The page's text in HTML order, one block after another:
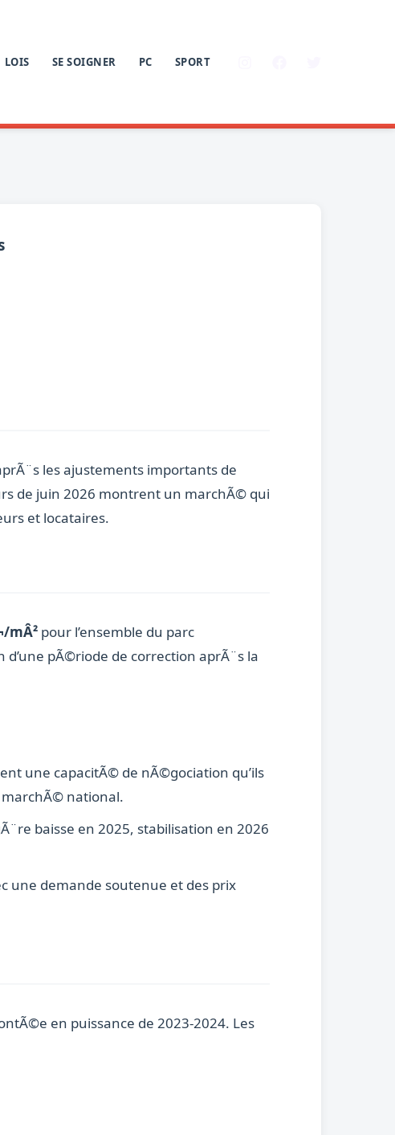
LOIS SE SOIGNER PC SPORT
les ajustements importants de
de juin 2026 montrent un marchÃ© qui
et locataires.
mÂ² pour l’ensemble du parc
pÃ©riode de correction aprÃ¨s la
une capacitÃ© de nÃ©gociation qu’ils
marchÃ© national.
baisse en 2025, stabilisation en 2026
une demande soutenue et des prix
en puissance de 2023-2024. Les